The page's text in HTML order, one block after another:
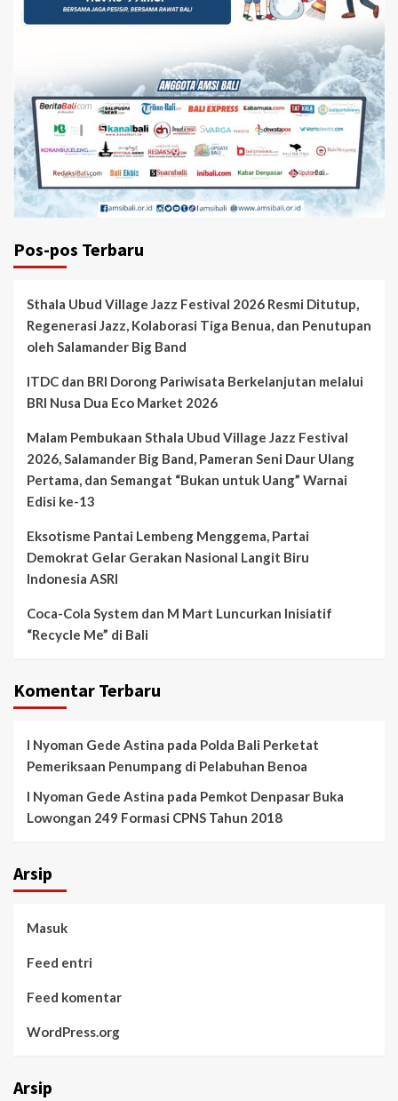
Pos-pos Terbaru
Sthala Ubud Village Jazz Festival 2026 Resmi Ditutup,
Regenerasi Jazz, Kolaborasi Tiga Benua, dan Penutupan
oleh Salamander Big Band
ITDC dan BRI Dorong Pariwisata Berkelanjutan melalui
BRI Nusa Dua Eco Market 2026
Malam Pembukaan Sthala Ubud Village Jazz Festival
2026, Salamander Big Band, Pameran Seni Daur Ulang
Pertama, dan Semangat “Bukan untuk Uang” Warnai
Edisi ke-13
Eksotisme Pantai Lembeng Menggema, Partai
Demokrat Gelar Gerakan Nasional Langit Biru
Indonesia ASRI
Coca-Cola System dan M Mart Luncurkan Inisiatif
“Recycle Me” di Bali
Komentar Terbaru
I Nyoman Gede Astina pada Polda Bali Perketat
Pemeriksaan Penumpang di Pelabuhan Benoa
I Nyoman Gede Astina pada Pemkot Denpasar Buka
Lowongan 249 Formasi CPNS Tahun 2018
Arsip
Masuk
Feed entri
Feed komentar
WordPress.org
Arsip